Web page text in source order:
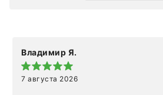
Владимир Я.
7 августа 2026